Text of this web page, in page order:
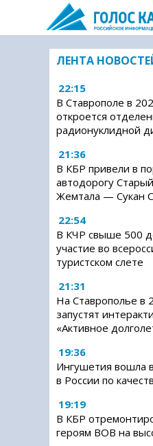
ЛЕНТА
22:15
В Ставрополе в
откроется
радионуклидной
21:36
В КБР привели в
автодорогу
Жемтала — Сукан
22:54
В КЧР свыше 500
участие во
туристском слете
21:31
На Ставрополье в
запустят
«Активное
19:36
Ингушетия вошла
в России по
19:19
В КБР
героям ВОВ на